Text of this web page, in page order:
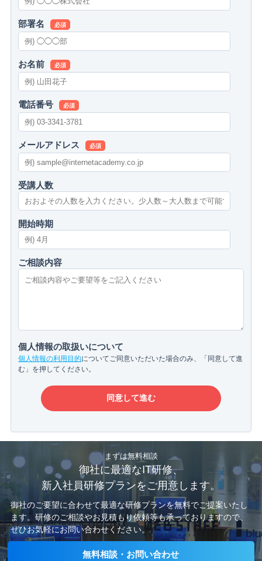
部署名 必須
お名前 必須
電話番号 必須
メールアドレス 必須
受講人数
開始時期
ご相談内容
個人情報の取扱いについて
個人情報の利用目的についてご同意いただいた場合のみ、「同意して進
む」を押してください。
まずは無料相談
御社に最適なIT研修、
新入社員研修プランをご用意します。
御社のご要望に合わせて最適な研修プランを無料でご提案いたし
ます。 研修のご相談やお見積もり依頼等も承っておりますので、
ぜひお気軽にお問い合わせください。
無料相談・お問い合わせ